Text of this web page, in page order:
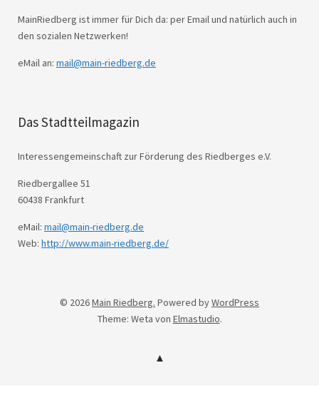
MainRiedberg ist immer für Dich da: per Email und natürlich auch in
den sozialen Netzwerken!
eMail an: mail@main-riedberg.de
Das Stadtteilmagazin
Interessengemeinschaft zur Förderung des Riedberges e.V.
Riedbergallee 51
60438 Frankfurt
eMail: mail@main-riedberg.de
Web: http://www.main-riedberg.de/
© 2026Main Riedberg. Powered byWordPress
Theme: Weta von Elmastudio.